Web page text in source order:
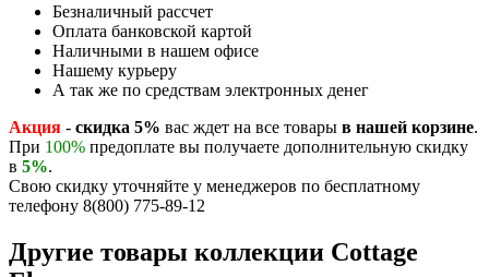
Безналичный рассчет
Оплата банковской картой
Наличными в нашем офисе
Нашему курьеру
А так же по средствам электронных денег
Акция - скидка 5% вас ждет на все товары в нашей корзине.
При 100% предоплате вы получаете дополнительную скидку
в 5%.
Свою скидку уточняйте у менеджеров по бесплатному
телефону 8(800) 775-89-12
Другие товары коллекции Cottage